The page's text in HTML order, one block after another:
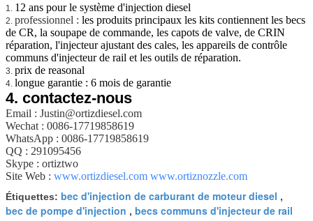
1. 12 ans pour le système d'injection diesel
2. professionnel : les produits principaux les kits contiennent les becs
de CR, la soupape de commande, les capots de valve, de CRIN
réparation, l'injecteur ajustant des cales, les appareils de contrôle
communs d'injecteur de rail et les outils de réparation.
3. prix de reasonal
4. longue garantie : 6 mois de garantie
4. contactez-nous
Email : Justin@ortizdiesel.com
Wechat : 0086-17719858619
WhatsApp : 0086-17719858619
QQ : 291095456
Skype : ortiztwo
Site Web : www.ortizdiesel.com www.ortiznozzle.com
Étiquettes: bec d'injection de carburant de moteur diesel ,
bec de pompe d'injection , becs communs d'injecteur de rail